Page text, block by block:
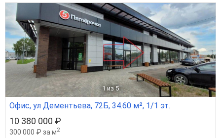
1 из 5
Офис, ул Дементьева, 72Б, 34.60 м², 1/1 эт.
10 380 000 ₽
300 000 ₽ за м2